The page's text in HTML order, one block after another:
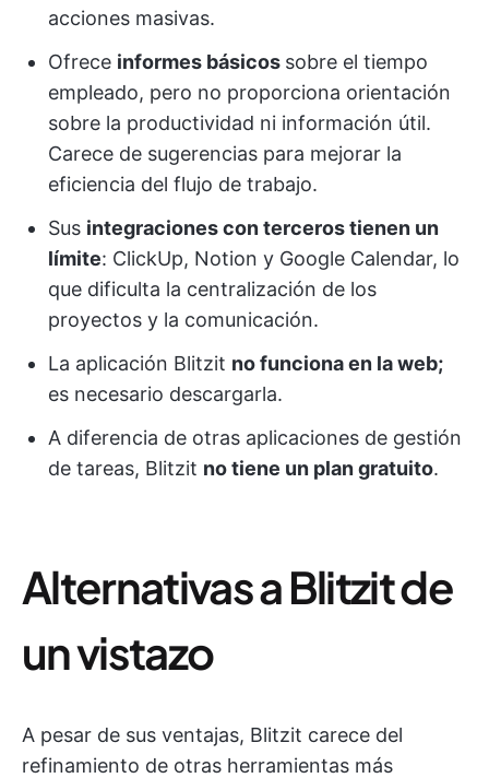
acciones masivas.
Ofrece informes básicos sobre el tiempo
empleado, pero no proporciona orientación
sobre la productividad ni información útil.
Carece de sugerencias para mejorar la
eficiencia del flujo de trabajo.
Sus integraciones con terceros tienen un
límite: ClickUp, Notion y Google Calendar, lo
que dificulta la centralización de los
proyectos y la comunicación.
La aplicación Blitzit no funciona en la web;
es necesario descargarla.
A diferencia de otras aplicaciones de gestión
de tareas, Blitzit no tiene un plan gratuito.
Alternativas a Blitzit de
un vistazo
A pesar de sus ventajas, Blitzit carece del
refinamiento de otras herramientas más